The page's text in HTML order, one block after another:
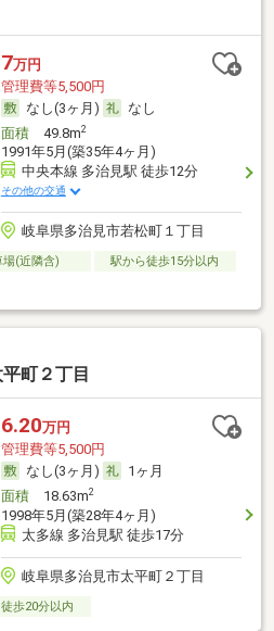
7万円
管理費等5,500円
なし(3ヶ月)
なし
面積49.8m2
1991年5月(築35年4ヶ月)
中央本線 多治見駅 徒歩12分
その他の交通
岐阜県多治見市若松町１丁目
場(近隣含)
駅から徒歩15分以内
町２丁目
6.20万円
管理費等5,500円
なし(3ヶ月)
1ヶ月
面積18.63m2
1998年5月(築28年4ヶ月)
太多線 多治見駅 徒歩17分
岐阜県多治見市太平町２丁目
歩20分以内